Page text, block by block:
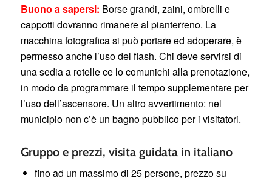
Buono a sapersi: Borse grandi, zaini, ombrelli e
cappotti dovranno rimanere al pianterreno. La
macchina fotografica si può portare ed adoperare, è
permesso anche l’uso del flash. Chi deve servirsi di
una sedia a rotelle ce lo comunichi alla prenotazione,
in modo da programmare il tempo supplementare per
l’uso dell’ascensore. Un altro avvertimento: nel
municipio non c’è un bagno pubblico per i visitatori.
Gruppo e prezzi, visita guidata in italiano
fino ad un massimo di 25 persone, prezzo su